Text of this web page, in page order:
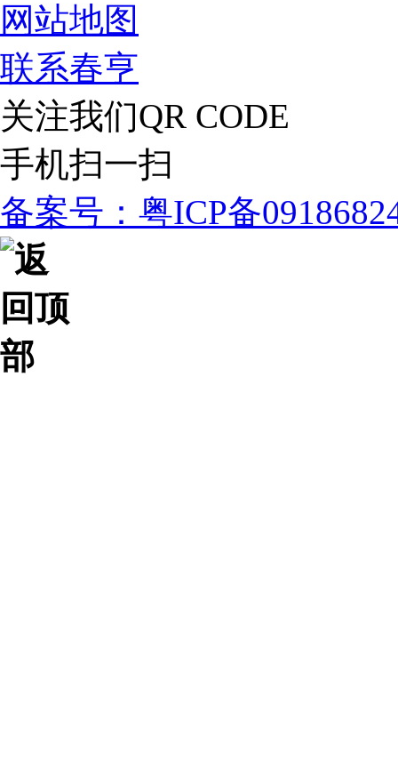
网站地图
联系春亨
关注我们QR CODE
手机扫一扫
备案号：粤ICP备